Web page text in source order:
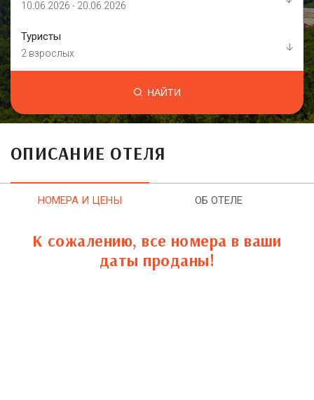
10.06.2026 - 20.06.2026
Туристы
2 взрослых
НАЙТИ
ОПИСАНИЕ ОТЕЛЯ
НОМЕРА И ЦЕНЫ ОБ ОТЕЛЕ
К сожалению, все номера в ваши
даты проданы!